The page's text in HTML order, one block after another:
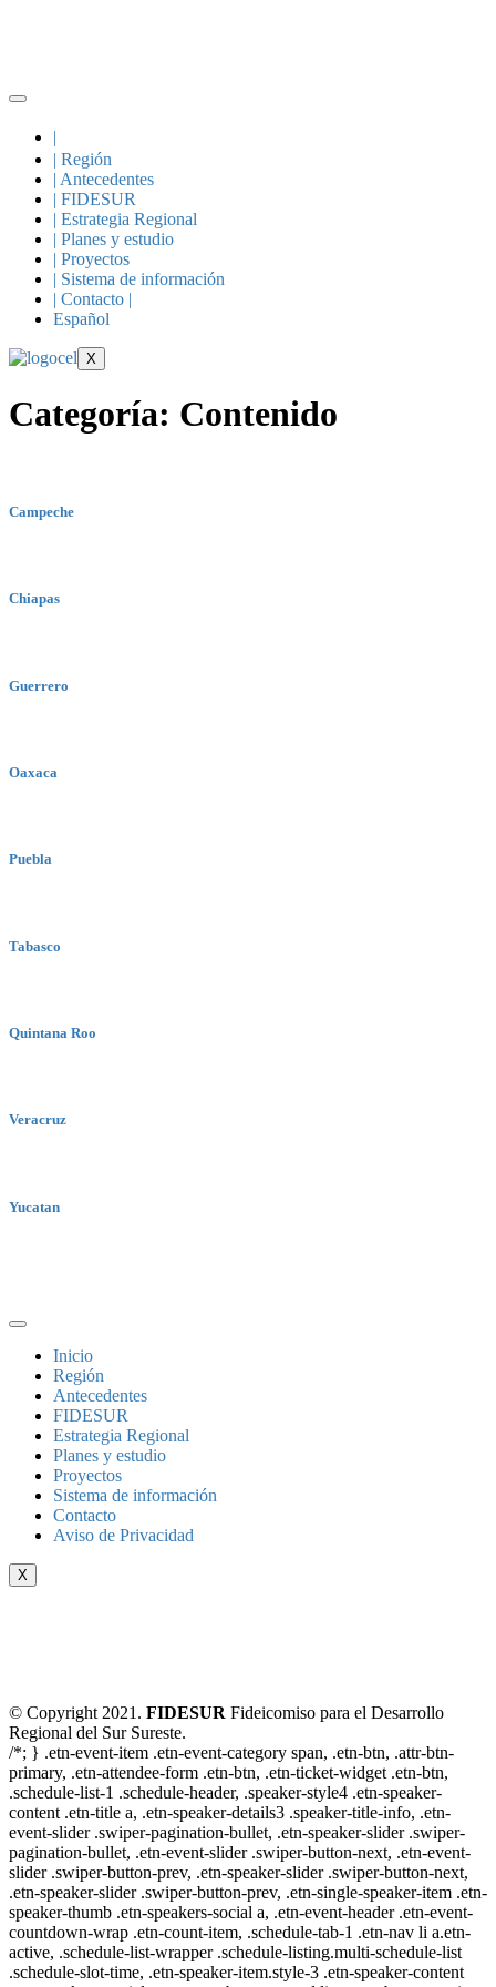
|
| Región
| Antecedentes
| FIDESUR
| Estrategia Regional
| Planes y estudio
| Proyectos
| Sistema de información
| Contacto |
Español
X
Categoría: Contenido
Campeche
Chiapas
Guerrero
Oaxaca
Puebla
Tabasco
Quintana Roo
Veracruz
Yucatan
Inicio
Región
Antecedentes
FIDESUR
Estrategia Regional
Planes y estudio
Proyectos
Sistema de información
Contacto
Aviso de Privacidad
X
© Copyright 2021. FIDESUR Fideicomiso para el Desarrollo
Regional del Sur Sureste.
/*; } .etn-event-item .etn-event-category span, .etn-btn, .attr-btn-
primary, .etn-attendee-form .etn-btn, .etn-ticket-widget .etn-btn,
.schedule-list-1 .schedule-header, .speaker-style4 .etn-speaker-
content .etn-title a, .etn-speaker-details3 .speaker-title-info, .etn-
event-slider .swiper-pagination-bullet, .etn-speaker-slider .swiper-
pagination-bullet, .etn-event-slider .swiper-button-next, .etn-event-
slider .swiper-button-prev, .etn-speaker-slider .swiper-button-next,
.etn-speaker-slider .swiper-button-prev, .etn-single-speaker-item .etn-
speaker-thumb .etn-speakers-social a, .etn-event-header .etn-event-
countdown-wrap .etn-count-item, .schedule-tab-1 .etn-nav li a.etn-
active, .schedule-list-wrapper .schedule-listing.multi-schedule-list
.schedule-slot-time, .etn-speaker-item.style-3 .etn-speaker-content